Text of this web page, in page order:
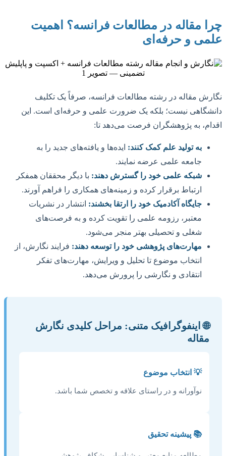
چرا مقاله در مطالعات فرانسه؟ اهمیت
علمی و حرفه‌ای
نگارش مقاله در رشته مطالعات فرانسه، صرفاً یک تکلیف
دانشگاهی نیست؛ بلکه یک ضرورت علمی و حرفه‌ای است. این
اقدام، به پژوهشگران فرصت می‌دهد تا:
به تولید علم کمک کنند: ایده‌ها و یافته‌های جدید را به
جامعه علمی عرضه نمایند.
شبکه علمی خود را گسترش دهند: با دیگر محققان همفکر
ارتباط برقرار کرده و زمینه‌های همکاری را فراهم آورند.
جایگاه آکادمیک خود را ارتقا بخشند: انتشار در نشریات
معتبر، رزومه علمی را تقویت کرده و به فرصت‌های
شغلی و تحصیلی بهتر منجر می‌شود.
مهارت‌های پژوهشی خود را توسعه دهند: فرایند نگارش، از
انتخاب موضوع تا تحلیل و ویرایش، مهارت‌های تفکر
انتقادی و نگارشی را پرورش می‌دهد.
🌐 اینفوگرافیک متنی: مراحل کلیدی نگارش
مقاله
💡 انتخاب موضوع
نوآورانه و در راستای علاقه و تخصص شما باشد.
📚 پیشینه تحقیق